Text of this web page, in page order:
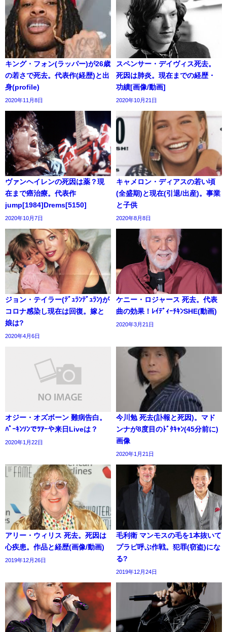
キング・フォン(ラッパー)が26歳
の若さで死去。代表作(経歴)と出
身(profile)
2020年11月8日
スペンサー・デイヴィス死去。
死因は肺炎。現在までの経歴・
功績[画像/動画]
2020年10月21日
ヴァンヘイレンの死因は薬？現
在まで癌治療。代表作
jump[1984]Drems[5150]
2020年10月7日
キャメロン・ディアスの若い頃
(全盛期)と現在(引退/出産)。事業
と子供
2020年8月8日
ジョン・テイラー(ﾃﾞｭﾗﾝﾃﾞｭﾗﾝ)が
コロナ感染し現在は回復。嫁と
娘は?
2020年4月6日
ケニー・ロジャース 死去。代表
曲の効果！ﾚｲﾃﾞｨｰﾁｷﾝSHE(動画)
2020年3月21日
オジー・オズボーン 難病告白。
ﾊﾟｰｷﾝｿﾝでﾂｱｰや来日Liveは？
2020年1月22日
今川勉 死去(訃報と死因)。マド
ンナが8度目のﾄﾞﾀｷｬﾝ(45分前に)
画像
2020年1月21日
アリー・ウィリス 死去。死因は
心疾患。作品と経歴(画像/動画)
2019年12月26日
毛利衛 マンモスの毛を1本抜いて
プラピ呼ぶ作戦。犯罪(窃盗)にな
る?
2019年12月24日